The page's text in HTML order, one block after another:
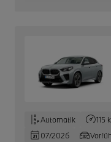
Automatik 115
07/2026